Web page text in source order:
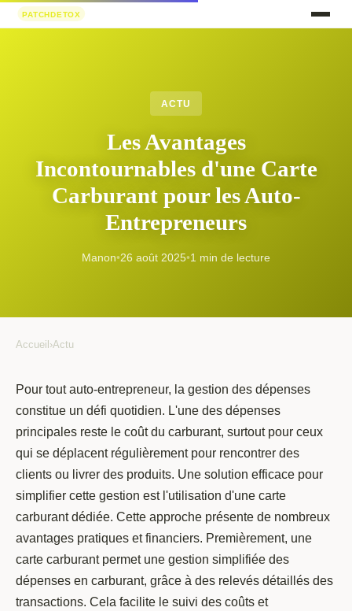
ACTU
Les Avantages
Incontournables d'une Carte
Carburant pour les Auto-
Entrepreneurs
Manon•26 août 2025•1 min de lecture
Accueil ›Actu
Pour tout auto-entrepreneur, la gestion des dépenses
constitue un défi quotidien. L'une des dépenses
principales reste le coût du carburant, surtout pour ceux
qui se déplacent régulièrement pour rencontrer des
clients ou livrer des produits. Une solution efficace pour
simplifier cette gestion est l'utilisation d'une carte
carburant dédiée. Cette approche présente de nombreux
avantages pratiques et financiers. Premièrement, une
carte carburant permet une gestion simplifiée des
dépenses en carburant, grâce à des relevés détaillés des
transactions. Cela facilite le suivi des coûts et